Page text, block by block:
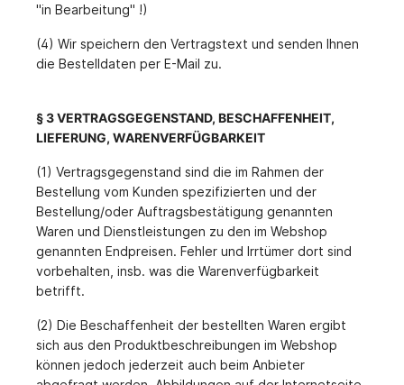
"in Bearbeitung" !)
(4) Wir speichern den Vertragstext und senden Ihnen
die Bestelldaten per E-Mail zu.
§ 3 VERTRAGSGEGENSTAND, BESCHAFFENHEIT,
LIEFERUNG, WARENVERFÜGBARKEIT
(1) Vertragsgegenstand sind die im Rahmen der
Bestellung vom Kunden spezifizierten und der
Bestellung/oder Auftragsbestätigung genannten
Waren und Dienstleistungen zu den im Webshop
genannten Endpreisen. Fehler und Irrtümer dort sind
vorbehalten, insb. was die Warenverfügbarkeit
betrifft.
(2) Die Beschaffenheit der bestellten Waren ergibt
sich aus den Produktbeschreibungen im Webshop
können jedoch jederzeit auch beim Anbieter